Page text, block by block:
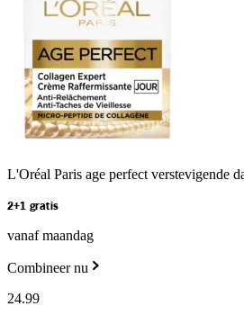
L'Oréal Paris age perfect verstevigende
2+1 gratis
vanaf maandag
Combineer nu
24.99